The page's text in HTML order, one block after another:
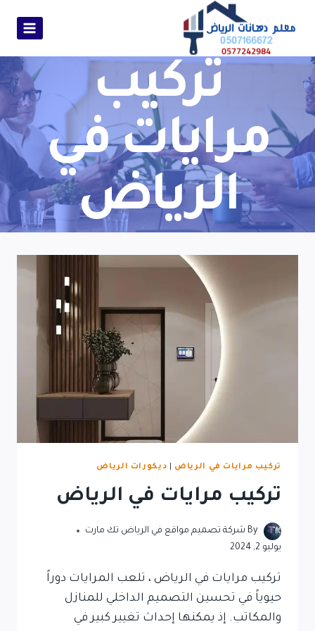
تركيب
مرايات في
الرياض
تركيب مرايات في الرياض ديكورات الرياض
تركيب مرايات في الرياض
By شركة تصميم مواقع في الرياض تك مارت
يوليو 2, 2024
تركيب مرايات في الرياض ، تلعب المرايات دوراً
حيوياً في تحسين التصميم الداخلي للمنازل
والمكاتب. إذ يمكنها إحداث تغيير كبير في